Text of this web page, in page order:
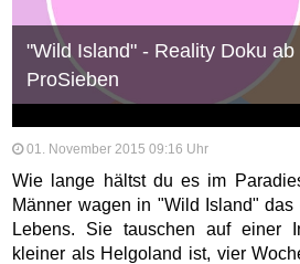
"Wild Island" - Reality Doku ab
ProSieben
01. November 2015 09:16 Uhr
Wie lange hältst du es im
Männer wagen in "Wild Island" das
Lebens. Sie tauschen auf einer
kleiner als Helgoland ist, vier